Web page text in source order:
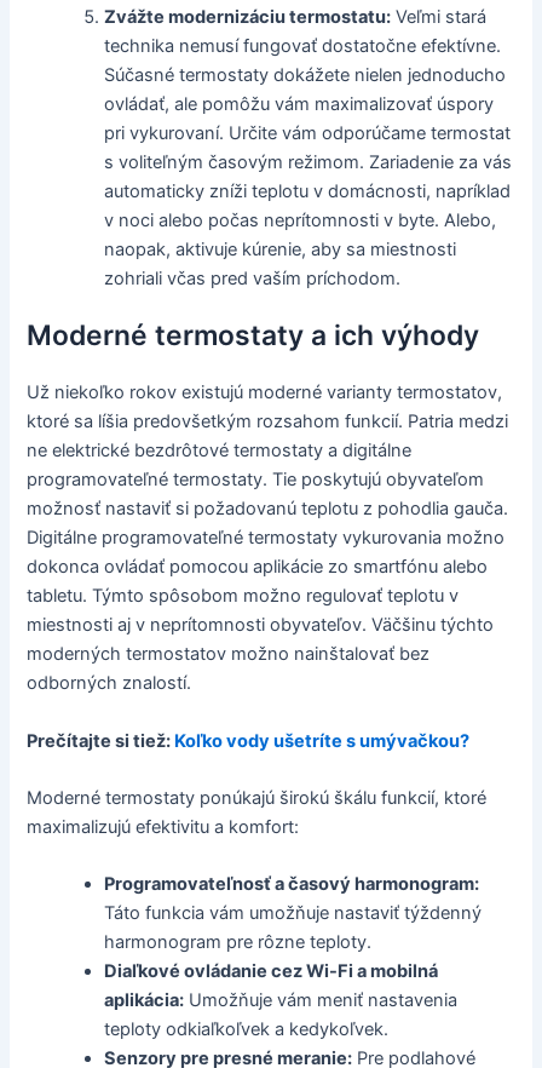
Zvážte modernizáciu termostatu: Veľmi stará
technika nemusí fungovať dostatočne efektívne.
Súčasné termostaty dokážete nielen jednoducho
ovládať, ale pomôžu vám maximalizovať úspory
pri vykurovaní. Určite vám odporúčame termostat
s voliteľným časovým režimom. Zariadenie za vás
automaticky zníži teplotu v domácnosti, napríklad
v noci alebo počas neprítomnosti v byte. Alebo,
naopak, aktivuje kúrenie, aby sa miestnosti
zohriali včas pred vaším príchodom.
Moderné termostaty a ich výhody
Už niekoľko rokov existujú moderné varianty termostatov,
ktoré sa líšia predovšetkým rozsahom funkcií. Patria medzi
ne elektrické bezdrôtové termostaty a digitálne
programovateľné termostaty. Tie poskytujú obyvateľom
možnosť nastaviť si požadovanú teplotu z pohodlia gauča.
Digitálne programovateľné termostaty vykurovania možno
dokonca ovládať pomocou aplikácie zo smartfónu alebo
tabletu. Týmto spôsobom možno regulovať teplotu v
miestnosti aj v neprítomnosti obyvateľov. Väčšinu týchto
moderných termostatov možno nainštalovať bez
odborných znalostí.
Prečítajte si tiež: Koľko vody ušetríte s umývačkou?
Moderné termostaty ponúkajú širokú škálu funkcií, ktoré
maximalizujú efektivitu a komfort:
Programovateľnosť a časový harmonogram:
Táto funkcia vám umožňuje nastaviť týždenný
harmonogram pre rôzne teploty.
Diaľkové ovládanie cez Wi-Fi a mobilná
aplikácia: Umožňuje vám meniť nastavenia
teploty odkiaľkoľvek a kedykoľvek.
Senzory pre presné meranie: Pre podlahové